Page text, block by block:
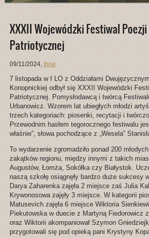
XXXII Wojewódzki Festiwal
Patriotycznej
09/11/2024, Inne
7 listopada w I LO z Oddziałami
Konopnickiej odbył się XXXII Wojewódzki
Patriotycznej. Pomysłodawcą i twórcą
Urbanowicz. Wzorem lat ubiegłych młodzi
trzech kategoriach: piosenki, recytacji i
Przewodnim hasłem tegorocznego festiwalu
właśnie”, słowa pochodzące z „Wesela”
To wydarzenie zgromadziło ponad 200
zakątków regionu, między innymi z takich
Augustów, Łomża, Sokółka czy Białystok.
naszą szkołę osiągnęły bardzo duże sukcesy
Darya Zaharenka zajęła 2 miejsce zaś Julia
Krywonosowa zajęły 3 miejsce. W kategorii
Matusevich zajęła 6 miejsce Wiktoria
Piekutowska w duecie z Martyną Fiedorowicz
oraz Wiktorii akompaniował Szymon
przygotowali się pod opieką pani Krystyny